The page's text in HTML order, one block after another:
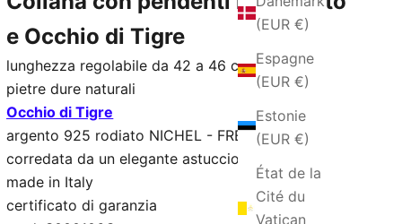
(EUR €)
Espagne
(EUR €)
Estonie
(EUR €)
État de la
Cité du
Vatican
e Occhio di Tigre
lunghezza regolabile da 42 a 46 cm
pietre dure naturali
Occhio di Tigre
argento 925 rodiato NICHEL - FREE
corredata da un elegante astuccio
made in Italy
certificato di garanzia